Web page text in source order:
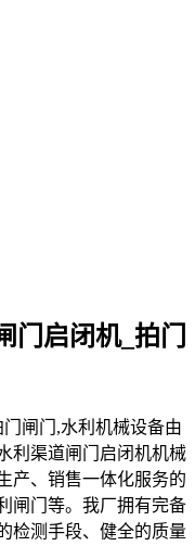
启闭机_拍门
闸门,水利机械设备由
利渠道闸门启闭机机械
产、销售一体化服务的
闸门等。我厂拥有完备
检测手段、健全的质量